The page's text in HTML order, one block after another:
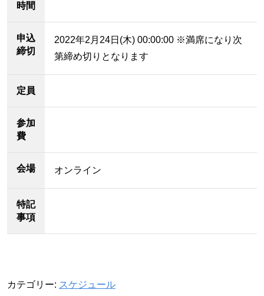
時間
申込
締切
2022年2月24日(木) 00:00:00 ※満席になり次
第締め切りとなります
定員
参加
費
会場 オンライン
特記
事項
カテゴリー: スケジュール